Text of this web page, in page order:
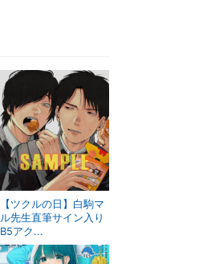
【ツクルの日】白駒マ
ル先生直筆サイン入り
B5アク...